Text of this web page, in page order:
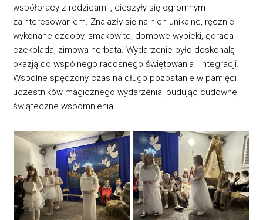
współpracy z rodzicami , cieszyły się ogromnym
zainteresowaniem. Znalazły się na nich unikalne, ręcznie
wykonane ozdoby, smakowite, domowe wypieki, gorąca
czekolada, zimowa herbata. Wydarzenie było doskonalą
okazją do wspólnego radosnego świętowania i integracji.
Wspólne spędzony czas na długo pozostanie w pamięci
uczestników magicznego wydarzenia, budując cudowne,
świąteczne wspomnienia.